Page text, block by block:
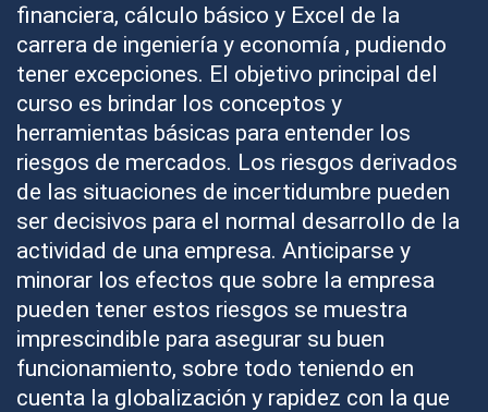
financiera, cálculo básico y Excel de la
carrera de ingeniería y economía , pudiendo
tener excepciones. El objetivo principal del
curso es brindar los conceptos y
herramientas básicas para entender los
riesgos de mercados. Los riesgos derivados
de las situaciones de incertidumbre pueden
ser decisivos para el normal desarrollo de la
actividad de una empresa. Anticiparse y
minorar los efectos que sobre la empresa
pueden tener estos riesgos se muestra
imprescindible para asegurar su buen
funcionamiento, sobre todo teniendo en
cuenta la globalización y rapidez con la que